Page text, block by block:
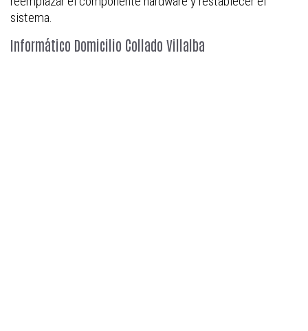
sistema.
Informático Domicilio Collado Villalba